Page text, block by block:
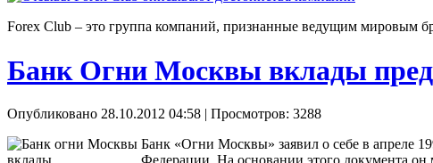
Forex Сlub – это группа компаний, признанные ведущим мировым
Банк Огни Москвы вклады
Опубликовано 28.10.2012 04:58 | Просмотров: 3288
Банк «Огни Москвы» заявил о себе в апреле
Федерации. На основании этого документа